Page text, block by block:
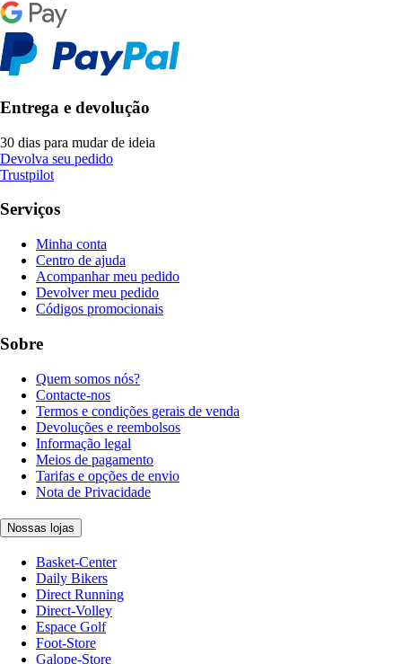
Entrega e devolução
30 dias para mudar de ideia
Devolva seu pedido
Trustpilot
Serviços
Minha conta
Centro de ajuda
Acompanhar meu pedido
Devolver meu pedido
Códigos promocionais
Sobre
Quem somos nós?
Contacte-nos
Termos e condições gerais de venda
Devoluções e reembolsos
Informação legal
Meios de pagamento
Tarifas e opções de envio
Nota de Privacidade
Nossas lojas
Basket-Center
Daily Bikers
Direct Running
Direct-Volley
Espace Golf
Foot-Store
Galope-Store